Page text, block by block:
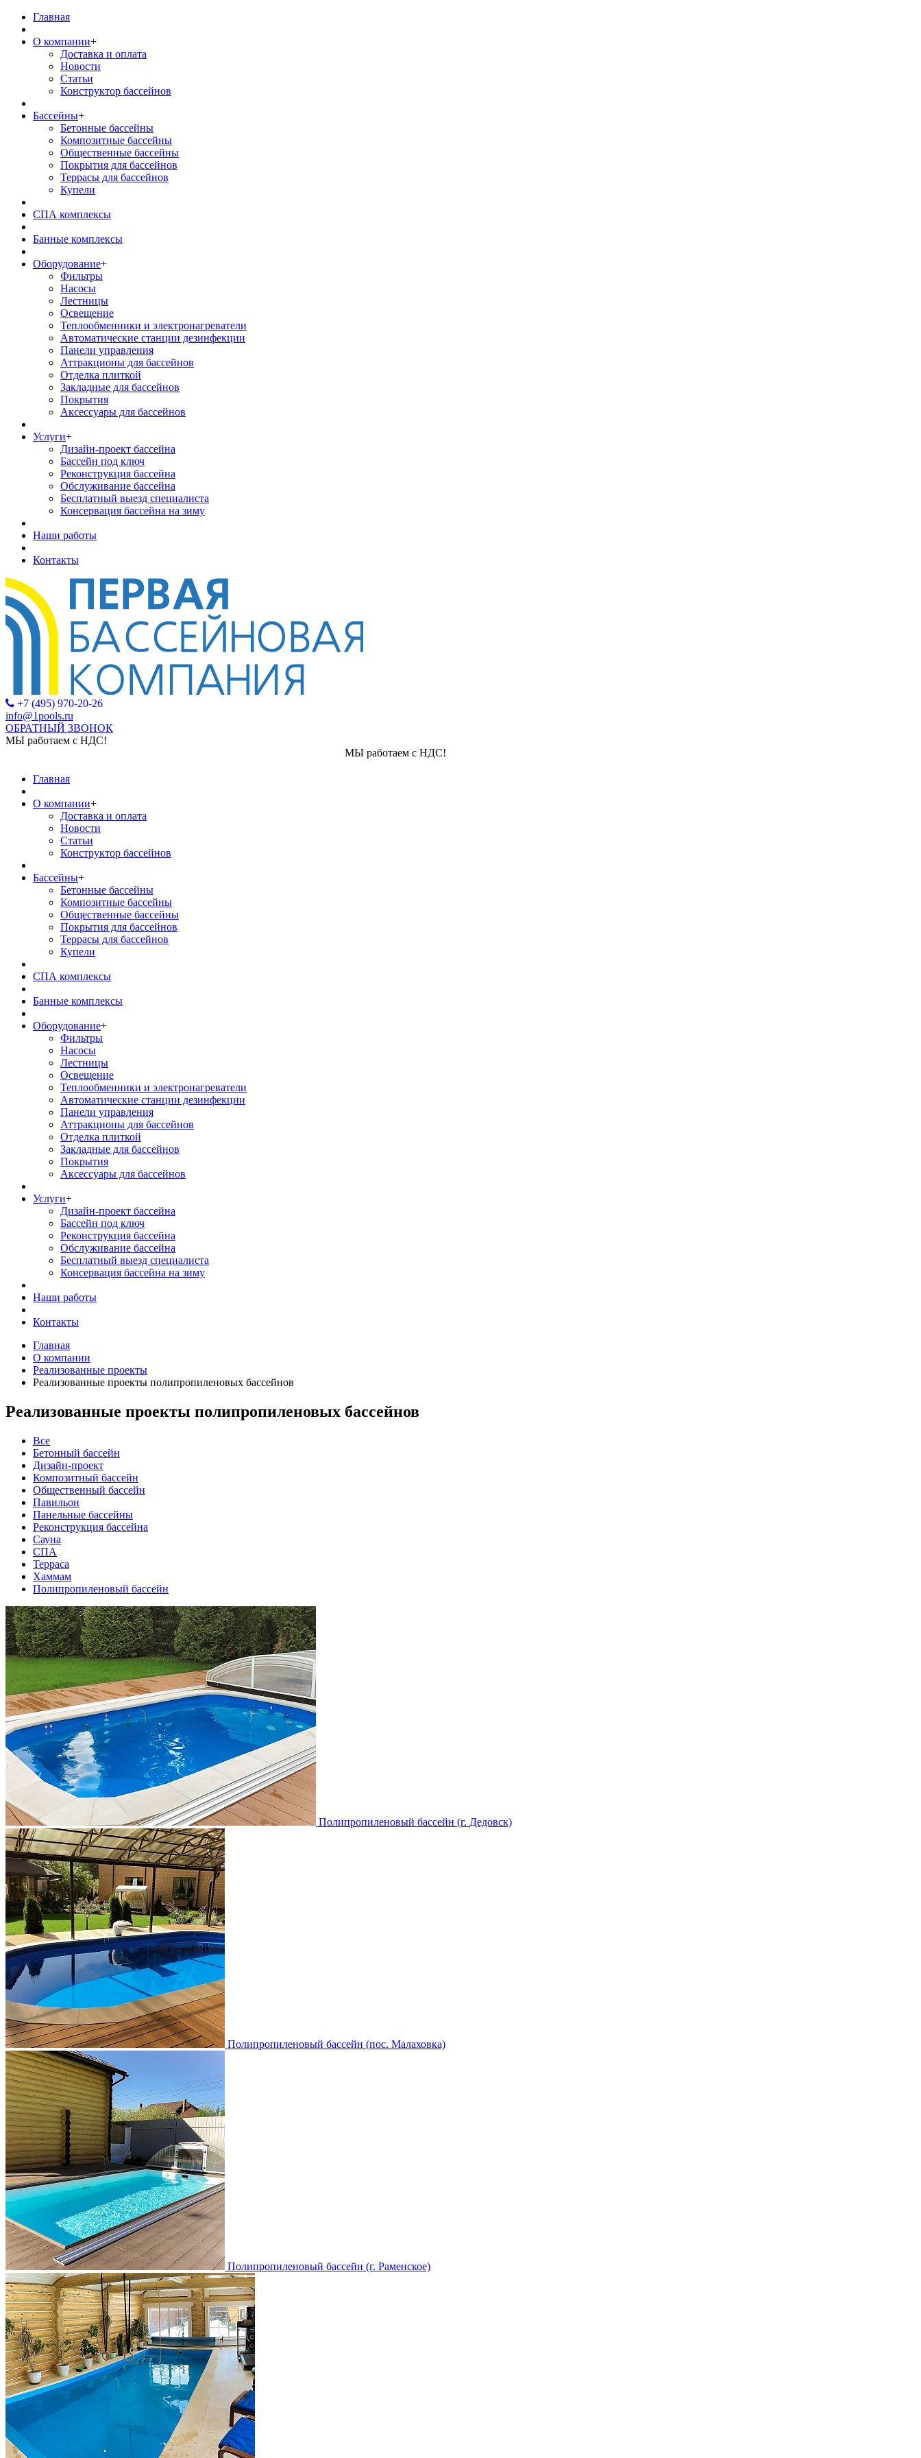
Главная
О компании+
Доставка и оплата
Новости
Статьи
Конструктор бассейнов
Бассейны+
Бетонные бассейны
Композитные бассейны
Общественные бассейны
Покрытия для бассейнов
Террасы для бассейнов
Купели
СПА комплексы
Банные комплексы
Оборудование+
Фильтры
Насосы
Лестницы
Освещение
Теплообменники и электронагреватели
Автоматические станции дезинфекции
Панели управления
Аттракционы для бассейнов
Отделка плиткой
Закладные для бассейнов
Покрытия
Аксессуары для бассейнов
Услуги+
Дизайн-проект бассейна
Бассейн под ключ
Реконструкция бассейна
Обслуживание бассейна
Бесплатный выезд специалиста
Консервация бассейна на зиму
Наши работы
Контакты
+7 (495) 970-20-26
info@1pools.ru
ОБРАТНЫЙ ЗВОНОК
МЫ работаем с НДС!
МЫ работаем с НДС!
Главная
О компании+
Доставка и оплата
Новости
Статьи
Конструктор бассейнов
Бассейны+
Бетонные бассейны
Композитные бассейны
Общественные бассейны
Покрытия для бассейнов
Террасы для бассейнов
Купели
СПА комплексы
Банные комплексы
Оборудование+
Фильтры
Насосы
Лестницы
Освещение
Теплообменники и электронагреватели
Автоматические станции дезинфекции
Панели управления
Аттракционы для бассейнов
Отделка плиткой
Закладные для бассейнов
Покрытия
Аксессуары для бассейнов
Услуги+
Дизайн-проект бассейна
Бассейн под ключ
Реконструкция бассейна
Обслуживание бассейна
Бесплатный выезд специалиста
Консервация бассейна на зиму
Наши работы
Контакты
Главная
О компании
Реализованные проекты
Реализованные проекты полипропиленовых бассейнов
Реализованные проекты полипропиленовых бассейнов
Все
Бетонный бассейн
Дизайн-проект
Композитный бассейн
Общественный бассейн
Павильон
Панельные бассейны
Реконструкция бассейна
Сауна
СПА
Терраса
Хаммам
Полипропиленовый бассейн
Полипропиленовый бассейн (г. Дедовск)
Полипропиленовый бассейн (пос. Малаховка)
Полипропиленовый бассейн (г. Раменское)